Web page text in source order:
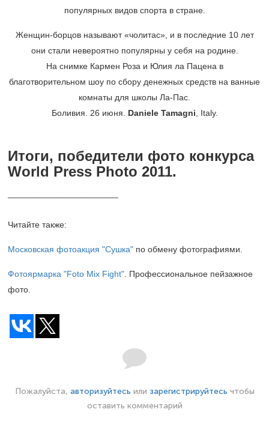
популярных видов спорта в стране.
Женщин-борцов называют «чолитас», и в последние 10 лет
они стали невероятно популярны у себя на родине.
На снимке Кармен Роза и Юлия ла Пацена в
благотворительном шоу по сбору денежных средств на ванные
комнаты для школы Ла-Пас.
Боливия. 26 июня. Daniele Tamagni , Italy.
Итоги, победители фото конкурса
World Press Photo 2011.
Читайте также:
Московская фотоакция "Сушка" по обмену фотографиями.
Фотоярмарка "Foto Mix Fight" . Профессиональное пейзажное
фото.
Пожалуйста, авторизуйтесь или зарегистрируйтесь чтобы
оставить комментарий